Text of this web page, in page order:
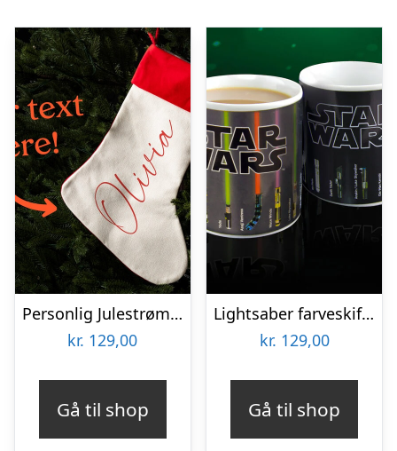
Personlig Julestrømpe med Tekst
kr. 129,00
Gå til shop
Lightsaber farveskiftende krus
kr. 129,00
Gå til shop